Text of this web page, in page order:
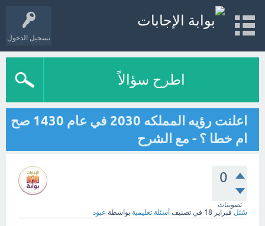
تسجيل الدخول
اطرح سؤالاً
اعلنت رؤيه المملكه 2030 في عام 1430 صح
ام خطا ؟ - مع الشرح
0
تصويتات
سُئل فبراير 18 في تصنيف أسئلة تعليمية بواسطة عبود